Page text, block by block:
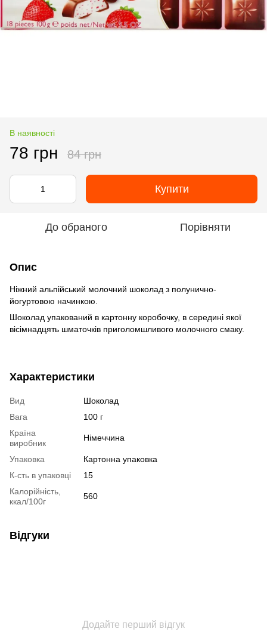
В наявності
78 грн 84 грн
Купити
До обраного Порівняти
Опис
Ніжний альпійський молочний шоколад з полунично-
йогуртовою начинкою.
Шоколад упакований в картонну коробочку, в середині якої
вісімнадцять шматочків приголомшливого молочного смаку.
Характеристики
Вид
Шоколад
Вага
100 г
Країна
виробник
Німеччина
Упаковка
Картонна упаковка
К-сть в упаковці
15
Калорійність,
ккал/100г
560
Відгуки
Додайте перший відгук